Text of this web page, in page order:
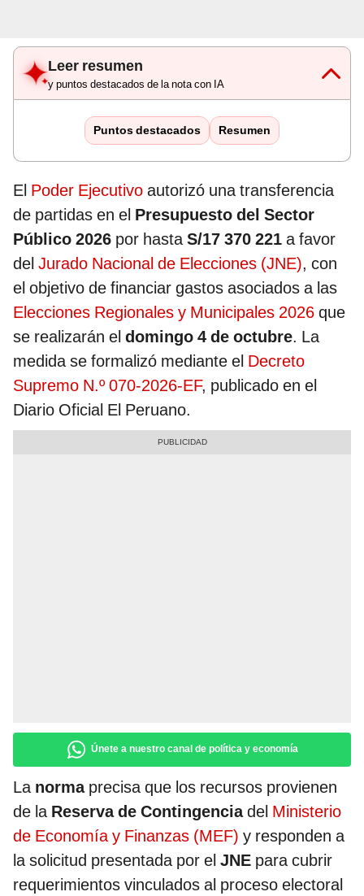
Leer resumen
y puntos destacados de la nota con IA
Puntos destacados Resumen
El Poder Ejecutivo autorizó una transferencia
de partidas en el Presupuesto del Sector
Público 2026 por hastaS/17 370 221 a favor
del Jurado Nacional de Elecciones (JNE), con
el objetivo de financiar gastos asociados a las
Elecciones Regionales y Municipales 2026 que
se realizarán el domingo 4 de octubre. La
medida se formalizó mediante el Decreto
Supremo N.º 070-2026-EF, publicado en el
Diario Oficial El Peruano.
Únete a nuestro canal de política y economía
La normaprecisa que los recursos provienen
de la Reserva de Contingenciadel Ministerio
de Economía y Finanzas (MEF) y responden a
la solicitud presentada por el JNE para cubrir
requerimientos vinculados al proceso electoral